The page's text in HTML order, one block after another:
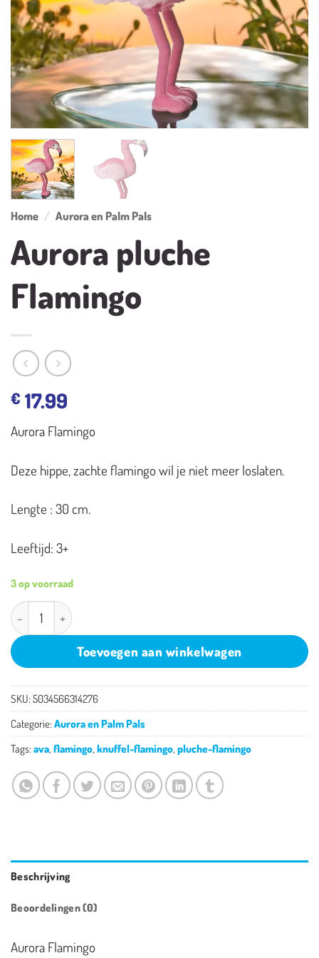
Home / Aurora en Palm Pals
Aurora pluche
Flamingo
€ 17.99
Aurora Flamingo
Deze hippe, zachte flamingo wil je niet meer loslaten.
Lengte : 30 cm.
Leeftijd: 3+
3 op voorraad
Aurora pluche Flamingo aantal
Toevoegen aan winkelwagen
SKU: 5034566314276
Categorie: Aurora en Palm Pals
Tags: ava, flamingo, knuffel-flamingo, pluche-flamingo
Beschrijving
Beoordelingen (0)
Aurora Flamingo